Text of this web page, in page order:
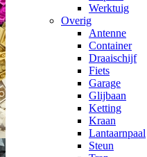
Werktuig
Overig
Antenne
Container
Draaischijf
Fiets
Garage
Glijbaan
Ketting
Kraan
Lantaarnpaal
Steun